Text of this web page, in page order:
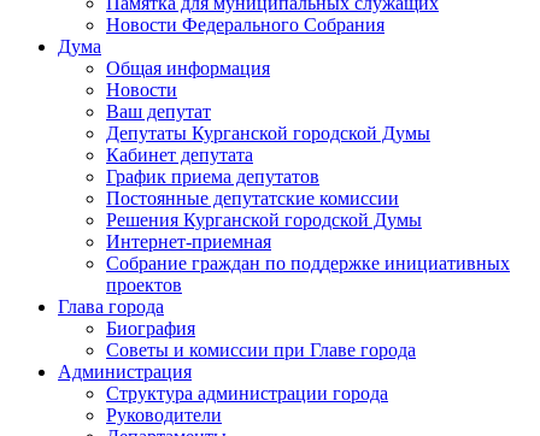
Новости Федерального Cобрания
Дума
Общая информация
Новости
Ваш депутат
Депутаты Курганской городской Думы
Кабинет депутата
График приема депутатов
Постоянные депутатские комиссии
Решения Курганской городской Думы
Интернет-приемная
Собрание граждан по поддержке инициативных
проектов
Глава города
Биография
Советы и комиссии при Главе города
Администрация
Структура администрации города
Руководители